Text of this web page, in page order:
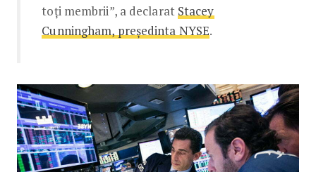
toți membrii”, a declarat Stacey
Cunningham, președinta NYSE.